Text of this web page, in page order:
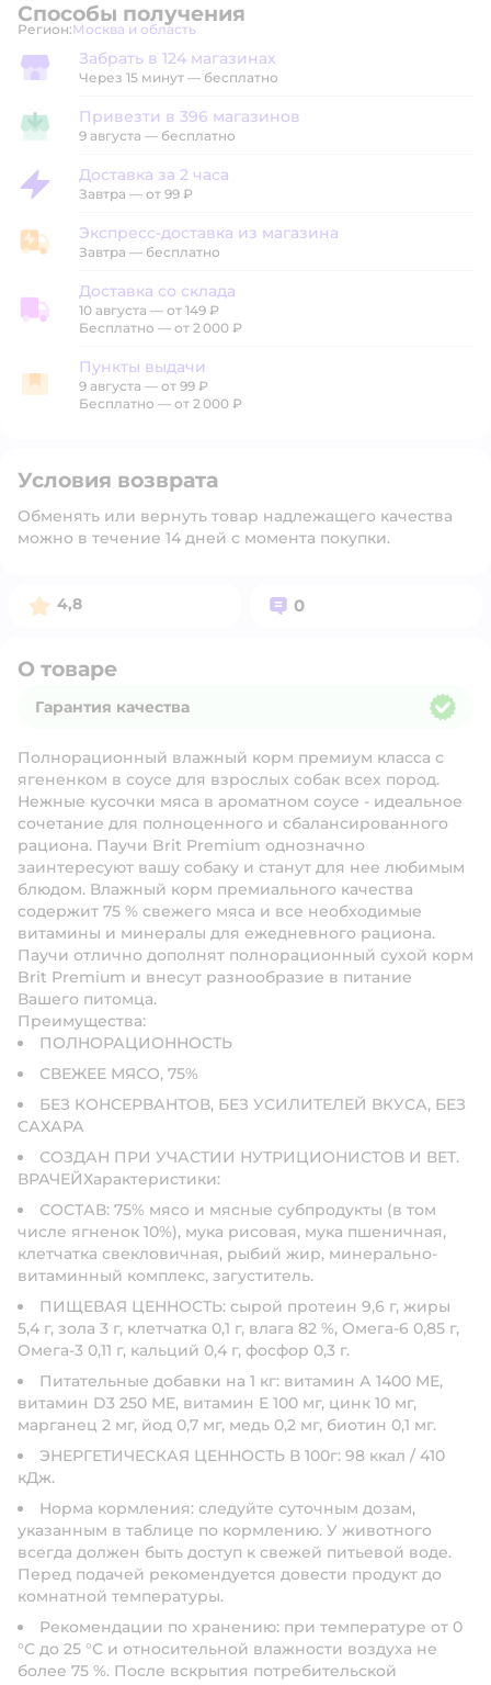
Способы получения
Регион: Выбор адреса доставки.
Москва и область
Забрать в магазине
Забрать в 124 магазинах
Через 15 минут — бесплатно
Привезти в магазин
Привезти в 396 магазинов
9 августа — бесплатно
Доставка за 2 часа
Доставка за 2 часа
Завтра — от 99 ₽
Экспресс-доставка из магазина
Экспресс-доставка из магазина
Завтра — бесплатно
Доставка со склада
Доставка со склада
10 августа — от 149 ₽
Бесплатно — от 2 000 ₽
Пункты выдачи
Пункты выдачи
9 августа — от 99 ₽
Бесплатно — от 2 000 ₽
Условия возврата
Обменять или вернуть товар надлежащего качества
можно в течение 14 дней с момента покупки.
Рейтинг:
4,8 Вопросов:
0
О товаре
Гарантия качества
Полнорационный влажный корм премиум класса с
ягененком в соусе для взрослых собак всех пород.
Нежные кусочки мяса в ароматном соусе - идеальное
сочетание для полноценного и сбалансированного
рациона. Паучи Brit Premium однозначно
заинтересуют вашу собаку и станут для нее любимым
блюдом. Влажный корм премиального качества
содержит 75 % свежего мяса и все необходимые
витамины и минералы для ежедневного рациона.
Паучи отлично дополнят полнорационный сухой корм
Brit Premium и внесут разнообразие в питание
Вашего питомца.
Преимущества:
ПОЛНОРАЦИОННОСТЬ
СВЕЖЕЕ МЯСО, 75%
БЕЗ КОНСЕРВАНТОВ, БЕЗ УСИЛИТЕЛЕЙ ВКУСА, БЕЗ
САХАРА
СОЗДАН ПРИ УЧАСТИИ НУТРИЦИОНИСТОВ И ВЕТ.
ВРАЧЕЙХарактеристики:
СОСТАВ: 75% мясо и мясные субпродукты (в том
числе ягненок 10%), мука рисовая, мука пшеничная,
клетчатка свекловичная, рыбий жир, минерально-
витаминный комплекс, загуститель.
ПИЩЕВАЯ ЦЕННОСТЬ: сырой протеин 9,6 г, жиры
5,4 г, зола 3 г, клетчатка 0,1 г, влага 82 %, Омега-6 0,85 г,
Омега-3 0,11 г, кальций 0,4 г, фосфор 0,3 г.
Питательные добавки на 1 кг: витамин А 1400 МЕ,
витамин D3 250 МЕ, витамин Е 100 мг, цинк 10 мг,
марганец 2 мг, йод 0,7 мг, медь 0,2 мг, биотин 0,1 мг.
ЭНЕРГЕТИЧЕСКАЯ ЦЕННОСТЬ В 100г: 98 ккал / 410
кДж.
Норма кормления: следуйте суточным дозам,
указанным в таблице по кормлению. У животного
всегда должен быть доступ к свежей питьевой воде.
Перед подачей рекомендуется довести продукт до
комнатной температуры.
Рекомендации по хранению: при температуре от 0
°С до 25 °С и относительной влажности воздуха не
более 75 %. После вскрытия потребительской